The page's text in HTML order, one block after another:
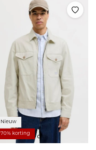
Nieuw
70% korting